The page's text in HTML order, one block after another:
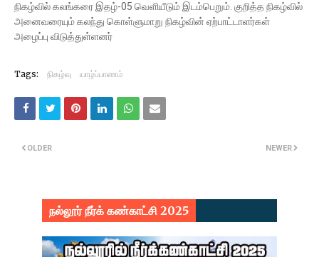
நிகழ்வில் கலங்கரை இதழ்-05 வெளியீடும் இடம்பெறும். குறித்த நிகழ்வில்
அனைவரையும் கலந்து கொள்ளுமாறு நிகழ்வின் ஏற்பாட்டாளர்கள்
அழைப்பு விடுத்துள்ளனர்
Tags: நிகழ்வு யாழ்ப்பாணம்
NEWER
OLDER
நல்லூர் நீர்க் கண்காட்சி 2025